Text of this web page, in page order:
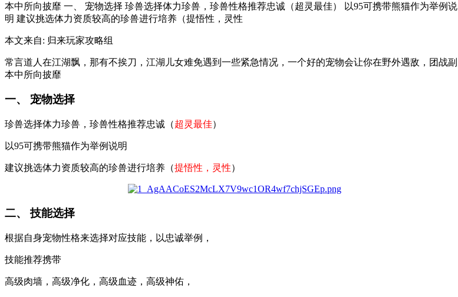
本中所向披靡 一、 宠物选择 珍兽选择体力珍兽，珍兽性格推荐忠诚（超灵最佳） 以95可携带熊猫作为举例说
明 建议挑选体力资质较高的珍兽进行培养（提悟性，灵性
本文来自: 归来玩家攻略组
常言道人在江湖飘，那有不挨刀，江湖儿女难免遇到一些紧急情况，一个好的宠物会让你在野外遇敌，团战副
本中所向披靡
一、 宠物选择
珍兽选择体力珍兽，珍兽性格推荐忠诚（超灵最佳）
以95可携带熊猫作为举例说明
建议挑选体力资质较高的珍兽进行培养（提悟性，灵性）
二、 技能选择
根据自身宠物性格来选择对应技能，以忠诚举例，
技能推荐携带
高级肉墙，高级净化，高级血迹，高级神佑，